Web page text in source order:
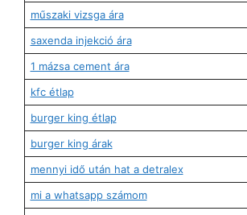
műszaki vizsga ára
saxenda injekció ára
1 mázsa cement ára
kfc étlap
burger king étlap
burger king árak
mennyi idő után hat a detralex
mi a whatsapp számom